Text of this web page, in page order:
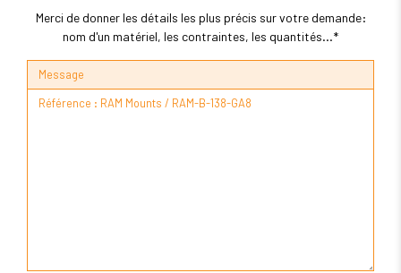
Merci de donner les détails les plus précis sur votre demande:
nom d'un matériel, les contraintes, les quantités...*
Message